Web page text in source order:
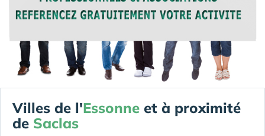
Villes de l'Essonne et à proximité
de Saclas